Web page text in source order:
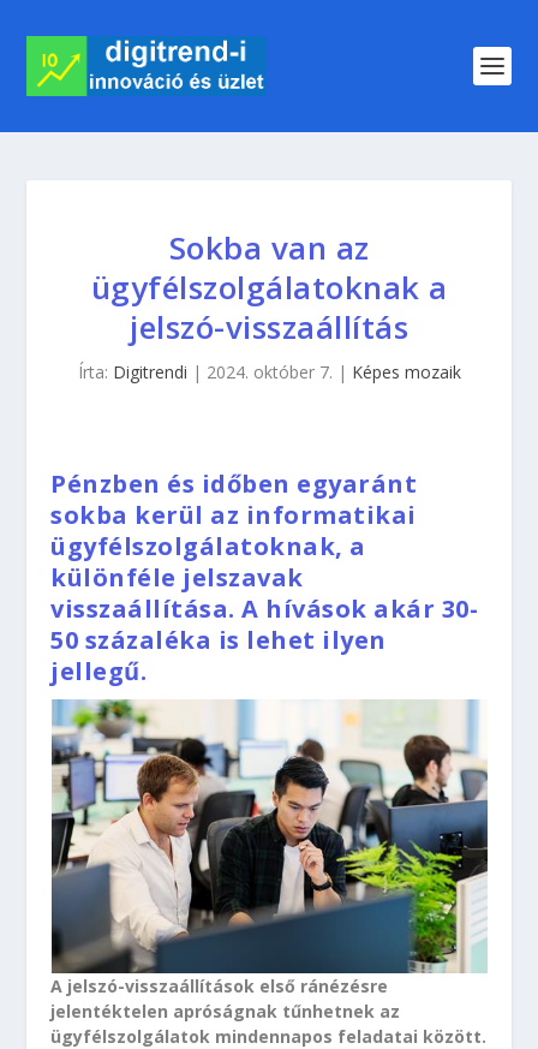
Sokba van az
ügyfélszolgálatoknak a
jelszó-visszaállítás
Írta: Digitrendi | 2024. október 7. | Képes mozaik
Pénzben és időben egyaránt
sokba kerül az informatikai
ügyfélszolgálatoknak, a
különféle jelszavak
visszaállítása. A hívások akár 30-
50 százaléka is lehet ilyen
jellegű.
A jelszó-visszaállítások első ránézésre
jelentéktelen apróságnak tűnhetnek az
ügyfélszolgálatok mindennapos feladatai között.